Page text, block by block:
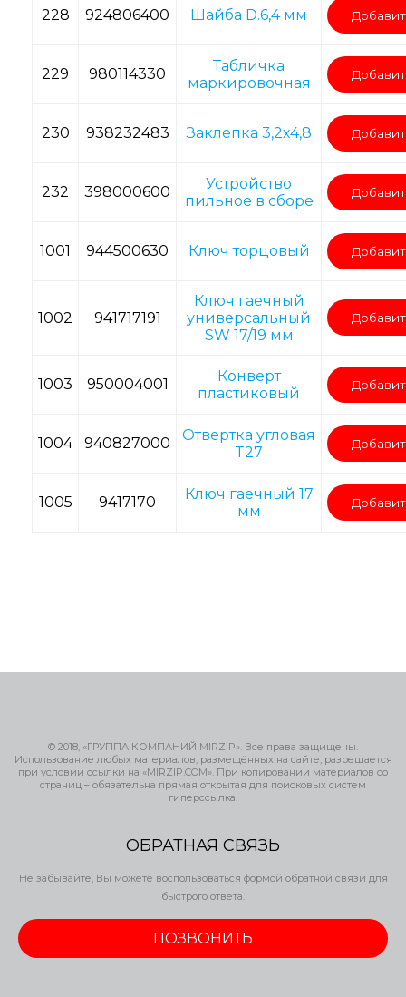
228 924806400 Шайба D.6,4 мм
229 980114330
Табличка
маркировочная
230 938232483 Заклепка 3,2х4,8
232 398000600
Устройство
пильное в сборе
1001 944500630 Ключ торцовый
1002 941717191
Ключ гаечный
универсальный
SW 17/19 мм
1003 950004001
Конверт
пластиковый
1004 940827000
Отвертка угловая
T27
1005 9417170
Ключ гаечный 17
мм
© 2018, «ГРУППА КОМПАНИЙ MIRZIP». Все права защищены.
Использование любых материалов, размещённых на сайте, разрешается
при условии ссылки на «MIRZIP.COM». При копировании материалов со
страниц – обязательна прямая открытая для поисковых систем
гиперссылка.
ОБРАТНАЯ СВЯЗЬ
Не забывайте, Вы можете воспользоваться формой обратной связи для
быстрого ответа.
ПОЗВОНИТЬ